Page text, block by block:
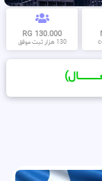
130.000 RG
130 هزار ثبت موفق